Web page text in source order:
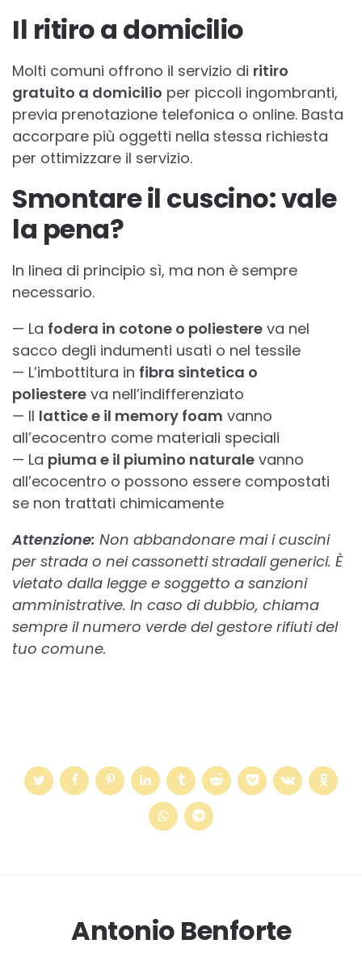
Il ritiro a domicilio
Molti comuni offrono il servizio di ritiro
gratuito a domicilio per piccoli ingombranti,
previa prenotazione telefonica o online. Basta
accorpare più oggetti nella stessa richiesta
per ottimizzare il servizio.
Smontare il cuscino: vale
la pena?
In linea di principio sì, ma non è sempre
necessario.
— La fodera in cotone o poliestere va nel
sacco degli indumenti usati o nel tessile
— L’imbottitura in fibra sintetica o
poliestere va nell’indifferenziato
— Il lattice e il memory foam vanno
all’ecocentro come materiali speciali
— La piuma e il piumino naturale vanno
all’ecocentro o possono essere compostati
se non trattati chimicamente
Attenzione: Non abbandonare mai i cuscini
per strada o nei cassonetti stradali generici. È
vietato dalla legge e soggetto a sanzioni
amministrative. In caso di dubbio, chiama
sempre il numero verde del gestore rifiuti del
tuo comune.
Antonio Benforte